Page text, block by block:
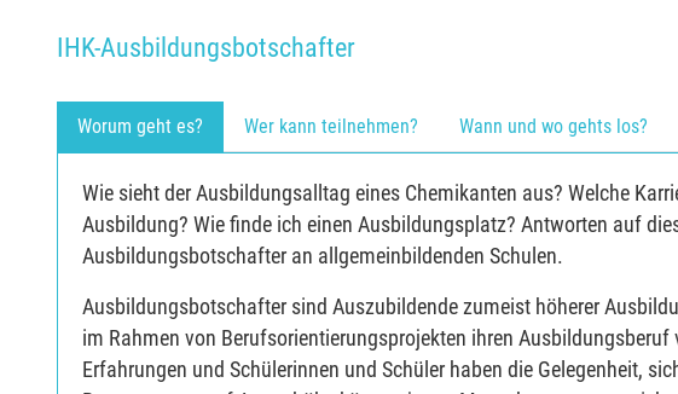
IHK-Ausbildungsbotschafter
Worum geht es? Wer kann teilnehmen? Wann und wo gehts los?
Wie sieht der Ausbildungsalltag eines Chemikanten aus? Welche
Ausbildung? Wie finde ich einen Ausbildungsplatz? Antworten auf
Ausbildungsbotschafter an allgemeinbildenden Schulen.
Ausbildungsbotschafter sind Auszubildende zumeist höherer
im Rahmen von Berufsorientierungsprojekten ihren
Erfahrungen und Schülerinnen und Schüler haben die Gelegenheit,